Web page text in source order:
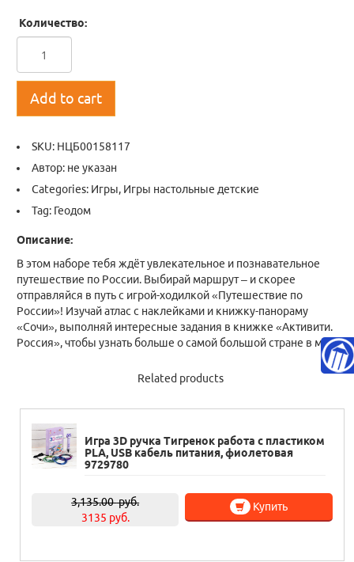
Количество:
Add to cart
SKU: НЦБ00158117
Автор: не указан
Categories: Игры, Игры настольные детские
Tag: Геодом
Описание:
В этом наборе тебя ждёт увлекательное и познавательное
путешествие по России. Выбирай маршрут – и скорее
отправляйся в путь с игрой-ходилкой «Путешествие по
России»! Изучай атлас с наклейками и книжку-панораму
«Сочи», выполняй интересные задания в книжке «Активити.
Россия», чтобы узнать больше о самой большой стране в мире
Related products
Игра 3D ручка Тигренок работа с пластиком
PLA, USB кабель питания, фиолетовая
9729780
3,135.00руб.
3135 руб.
Купить